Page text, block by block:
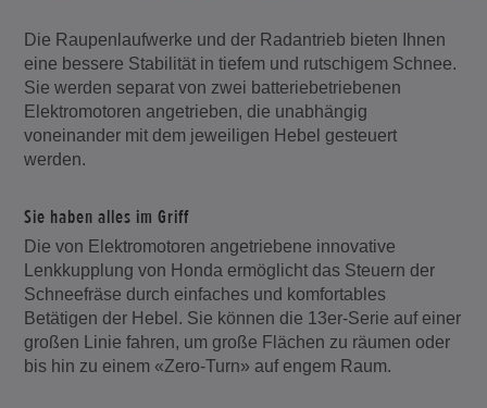
Die Raupenlaufwerke und der Radantrieb bieten Ihnen
eine bessere Stabilität in tiefem und rutschigem Schnee.
Sie werden separat von zwei batteriebetriebenen
Elektromotoren angetrieben, die unabhängig
voneinander mit dem jeweiligen Hebel gesteuert
werden.
Sie haben alles im Griff
Die von Elektromotoren angetriebene innovative
Lenkkupplung von Honda ermöglicht das Steuern der
Schneefräse durch einfaches und komfortables
Betätigen der Hebel. Sie können die 13er-Serie auf einer
großen Linie fahren, um große Flächen zu räumen oder
bis hin zu einem «Zero-Turn» auf engem Raum.